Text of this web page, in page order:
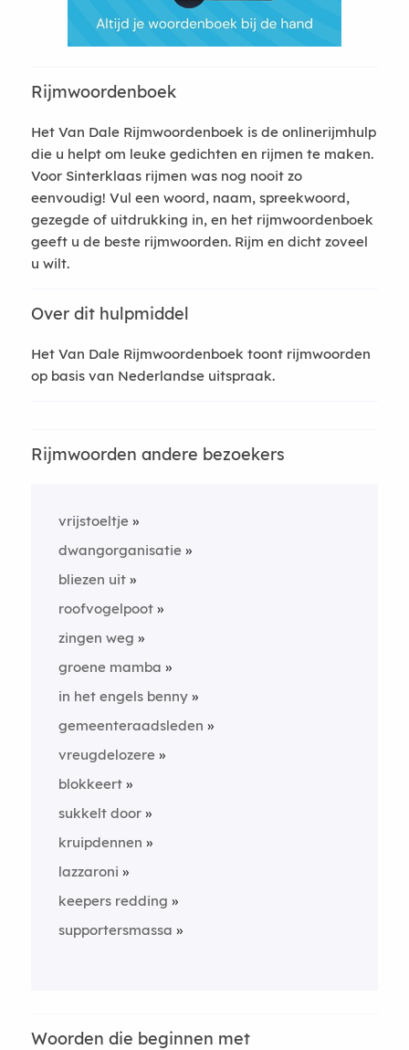
Rijmwoordenboek
Het Van Dale Rijmwoordenboek is de onlinerijmhulp
die u helpt om leuke gedichten en rijmen te maken.
Voor Sinterklaas rijmen was nog nooit zo
eenvoudig! Vul een woord, naam, spreekwoord,
gezegde of uitdrukking in, en het rijmwoordenboek
geeft u de beste rijmwoorden. Rijm en dicht zoveel
u wilt.
Over dit hulpmiddel
Het Van Dale Rijmwoordenboek toont rijmwoorden
op basis van Nederlandse uitspraak.
Rijmwoorden andere bezoekers
vrijstoeltje
dwangorganisatie
bliezen uit
roofvogelpoot
zingen weg
groene mamba
in het engels benny
gemeenteraadsleden
vreugdelozere
blokkeert
sukkelt door
kruipdennen
lazzaroni
keepers redding
supportersmassa
Woorden die beginnen met